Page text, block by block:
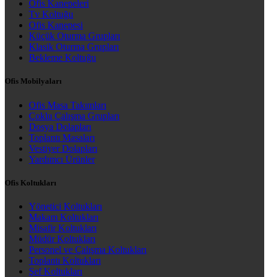
Ofis Kanepeleri
Tv Koltuğu
Ofis Kanepesi
Küçük Oturma Grupları
Klasik Oturma Grupları
Bekleme Koltuğu
Ofis Mobilyaları
Ofis Masa Takımları
Çoklu Çalışma Grupları
Dosya Dolapları
Toplantı Masaları
Vestiyer Dolapları
Yardımcı Ürünler
Ofis Koltukları
Yönetici Koltukları
Makam Koltukları
Misafir Koltukları
Müdür Koltukları
Personel ve Çalışma Koltukları
Toplantı Koltukları
Şef Koltukları